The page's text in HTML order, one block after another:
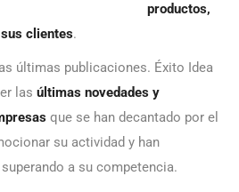
productos,
clientes.
últimas publicaciones. Éxito Idea
las últimas novedades y
que se han decantado por el
su actividad y han
a su competencia.